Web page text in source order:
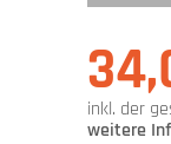
inkl. der
weitere